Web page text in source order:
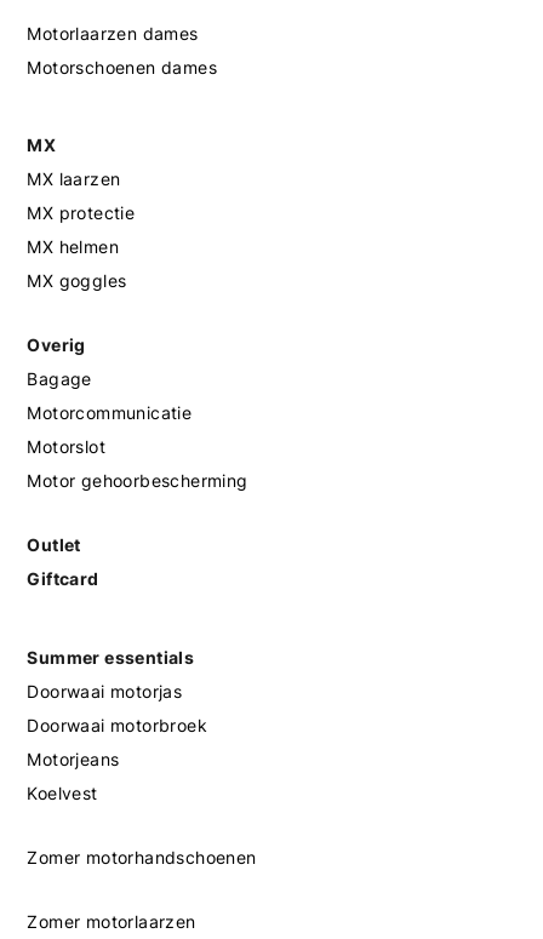
Motorlaarzen dames
Motorschoenen dames
MX
MX laarzen
MX protectie
MX helmen
MX goggles
Overig
Bagage
Motorcommunicatie
Motorslot
Motor gehoorbescherming
Outlet
Giftcard
Summer essentials
Doorwaai motorjas
Doorwaai motorbroek
Motorjeans
Koelvest
Zomer motorhandschoenen
Zomer motorlaarzen